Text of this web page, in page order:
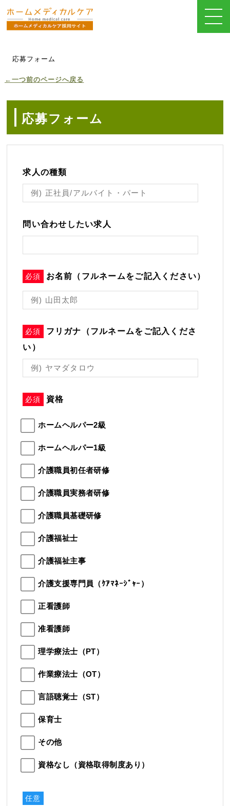
応募フォーム
←一つ前のページへ戻る
応募フォーム
求人の種類
問い合わせしたい求人
必須 お名前（フルネームをご記入ください）
必須
フリガナ（フルネームをご記入くださ
い）
必須 資格
ホームヘルパー2級
ホームヘルパー1級
介護職員初任者研修
介護職員実務者研修
介護職員基礎研修
介護福祉士
介護福祉主事
介護支援専門員（ｹｱﾏﾈｰｼﾞｬｰ）
正看護師
准看護師
理学療法士（PT）
作業療法士（OT）
言語聴覚士（ST）
保育士
その他
資格なし（資格取得制度あり）
任意